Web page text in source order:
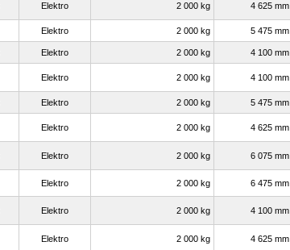
Elektro 2 000 kg 4 625 mm
Elektro 2 000 kg 5 475 mm
Elektro 2 000 kg 4 100 mm
Elektro 2 000 kg 4 100 mm
Elektro 2 000 kg 5 475 mm
Elektro 2 000 kg 4 625 mm
Elektro 2 000 kg 6 075 mm
Elektro 2 000 kg 6 475 mm
Elektro 2 000 kg 4 100 mm
Elektro 2 000 kg 4 625 mm